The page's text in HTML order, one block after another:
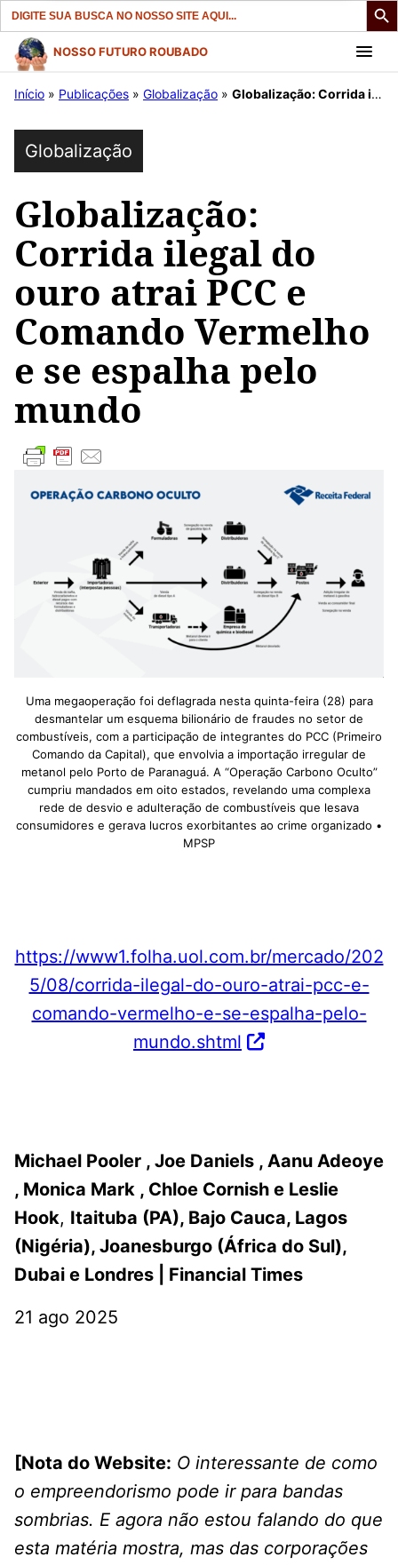
Search
for:
Pular
para
conteúdo
NOSSO FUTURO ROUBADO
Início » Publicações » Globalização » Globalização: Corrida ilegal do ouro atrai PCC e Comando Vermelho e se espalha pelo mundo
Globalização
Globalização:
Corrida ilegal do
ouro atrai PCC e
Comando Vermelho
e se espalha pelo
mundo
Uma megaoperação foi deflagrada nesta quinta-feira (28) para
desmantelar um esquema bilionário de fraudes no setor de
combustíveis, com a participação de integrantes do PCC (Primeiro
Comando da Capital), que envolvia a importação irregular de
metanol pelo Porto de Paranaguá. A “Operação Carbono Oculto”
cumpriu mandados em oito estados, revelando uma complexa
rede de desvio e adulteração de combustíveis que lesava
consumidores e gerava lucros exorbitantes ao crime organizado •
MPSP
https://www1.folha.uol.com.br/mercado/202
5/08/corrida-ilegal-do-ouro-atrai-pcc-e-
comando-vermelho-e-se-espalha-pelo-
mundo.shtml
Michael Pooler , Joe Daniels , Aanu Adeoye
, Monica Mark , Chloe Cornish e Leslie
Hook, Itaituba (PA), Bajo Cauca, Lagos
(Nigéria), Joanesburgo (África do Sul),
Dubai e Londres | Financial Times
21 ago 2025
[Nota do Website: O interessante de como
o empreendorismo pode ir para bandas
sombrias. E agora não estou falando do que
esta matéria mostra, mas das corporações